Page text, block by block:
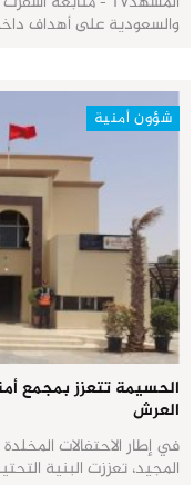
والسعودية على أهداف
شؤون أمنية
العرش
في إطار الاحتفالات
المجيد، تعززت البنية